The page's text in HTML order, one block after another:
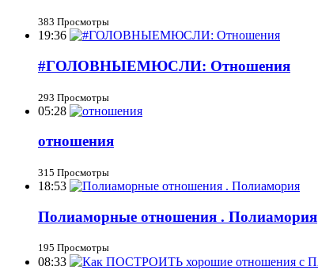
383 Просмотры
19:36
#ГОЛОВНЫЕМЮСЛИ: Отношения
293 Просмотры
05:28
отношения
315 Просмотры
18:53
Полиаморные отношения . Полиамория
195 Просмотры
08:33